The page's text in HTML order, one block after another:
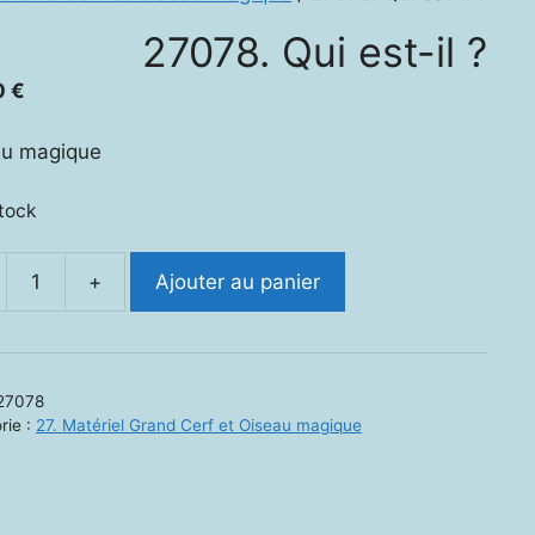
27078. Qui est-il ?
€
magique
+ Ajouter au panier
: 27. Matériel Grand Cerf et Oiseau magique